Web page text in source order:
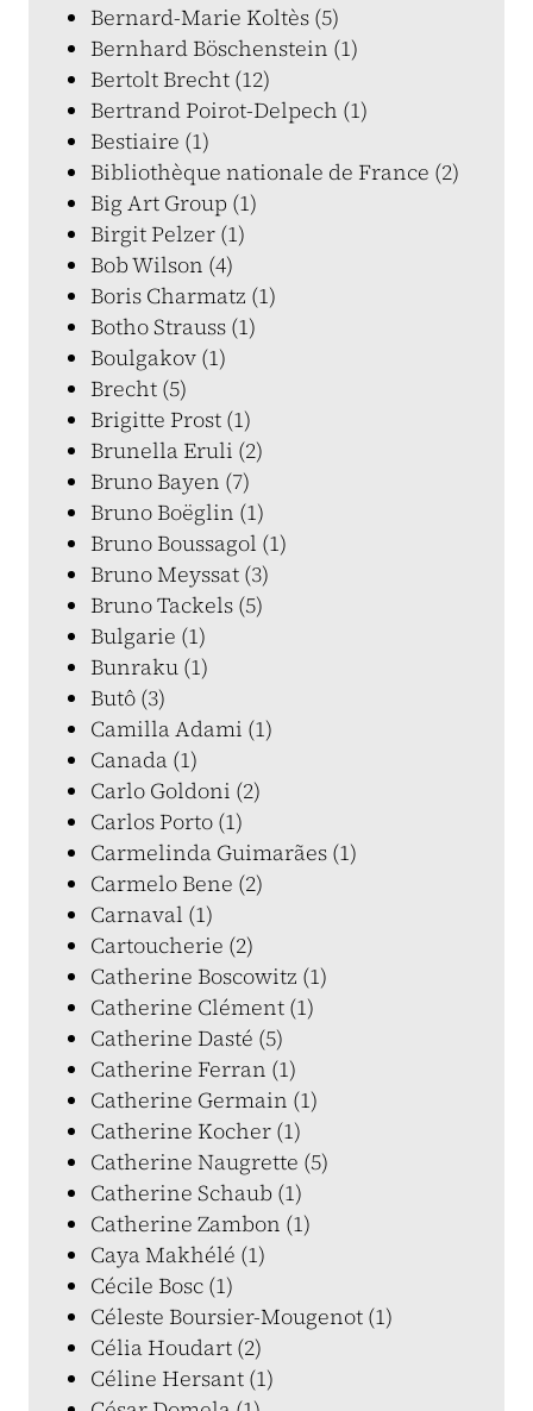
Bernard-Marie Koltès (5)
Bernhard Böschenstein (1)
Bertolt Brecht (12)
Bertrand Poirot-Delpech (1)
Bestiaire (1)
Bibliothèque nationale de France (2)
Big Art Group (1)
Birgit Pelzer (1)
Bob Wilson (4)
Boris Charmatz (1)
Botho Strauss (1)
Boulgakov (1)
Brecht (5)
Brigitte Prost (1)
Brunella Eruli (2)
Bruno Bayen (7)
Bruno Boëglin (1)
Bruno Boussagol (1)
Bruno Meyssat (3)
Bruno Tackels (5)
Bulgarie (1)
Bunraku (1)
Butô (3)
Camilla Adami (1)
Canada (1)
Carlo Goldoni (2)
Carlos Porto (1)
Carmelinda Guimarães (1)
Carmelo Bene (2)
Carnaval (1)
Cartoucherie (2)
Catherine Boscowitz (1)
Catherine Clément (1)
Catherine Dasté (5)
Catherine Ferran (1)
Catherine Germain (1)
Catherine Kocher (1)
Catherine Naugrette (5)
Catherine Schaub (1)
Catherine Zambon (1)
Caya Makhélé (1)
Cécile Bosc (1)
Céleste Boursier-Mougenot (1)
Célia Houdart (2)
Céline Hersant (1)